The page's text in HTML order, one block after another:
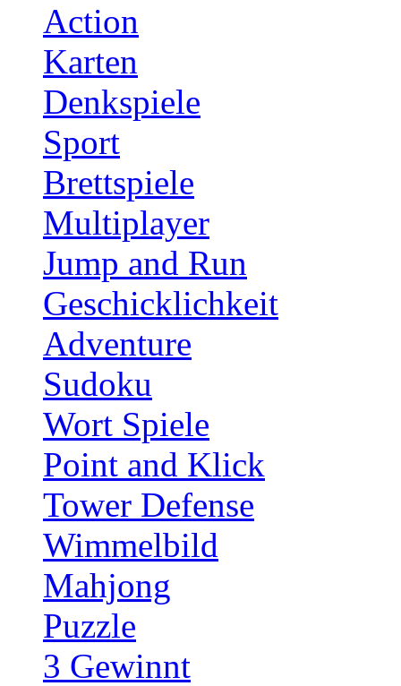
Action
Karten
Denkspiele
Sport
Brettspiele
Multiplayer
Jump and Run
Geschicklichkeit
Adventure
Sudoku
Wort Spiele
Point and Klick
Tower Defense
Wimmelbild
Mahjong
Puzzle
3 Gewinnt